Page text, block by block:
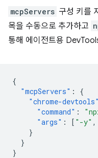
mcpServers 구성 키를
목을 수동으로 추가하고
통해 에이전트용
{
"mcpServers" :
{
"chrome-devtools"
"command" :
"args" : [ "-y" ,
}
}
}